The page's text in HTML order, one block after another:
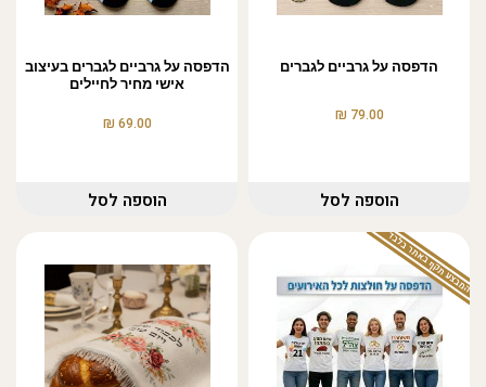
הדפסה על גרביים לגברים
79.00
₪
הוספה לסל
הדפסה על גרביים לגברים בעיצוב
אישי מחיר לחיילים
69.00
₪
הוספה לסל
המבצע תקף באתר בלבד